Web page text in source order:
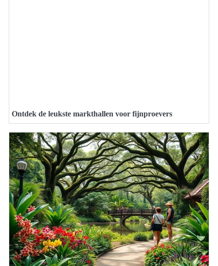
Ontdek de leukste markthallen voor fijnproevers